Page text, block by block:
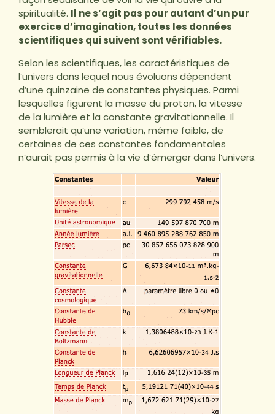
spiritualité. Il ne s’agit pas pour autant d’un pur
exercice d’imagination, toutes les données
scientifiques qui suivent sont vérifiables.
Selon les scientifiques, les caractéristiques de
l’univers dans lequel nous évoluons dépendent
d’une quinzaine de constantes physiques. Parmi
lesquelles figurent la masse du proton, la vitesse
de la lumière et la constante gravitationnelle. Il
semblerait qu’une variation, même faible, de
certaines de ces constantes fondamentales
n’aurait pas permis à la vie d’émerger dans l’univers.